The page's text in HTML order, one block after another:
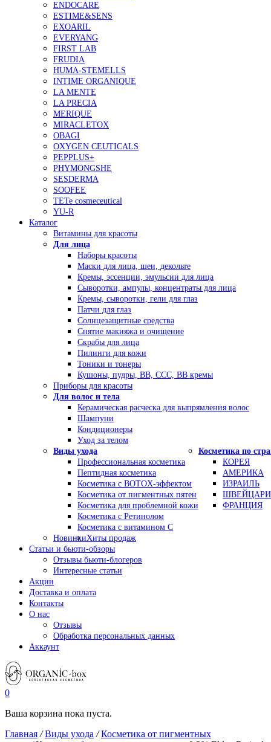
ENDOCARE
ESTIME&SENS
EXOARIL
EVERYANG
FIRST LAB
FRUDIA
HUMA-STEMELLS
INTIME ORGANIQUE
LA MENTE
LA PRECIA
MERIQUE
MIRACLETOX
OBAGI
OXYGEN CEUTICALS
PEPPLUS+
PHYMONGSHE
SESDERMA
SOOFEE
TETe cosmeceutical
YU-R
Каталог
Витамины для красоты
Для лица
Наборы красоты
Маски для лица, шеи, декольте
Кремы, эссенции, эмульсии для лица
Сыворотки, ампулы, концентраты для лица
Кремы, сыворотки, гели для глаз
Патчи для глаз
Солнцезащитные средства
Снятие макияжа и очищение
Скрабы для лица
Пилинги для кожи
Тоники и тонеры
Кушоны, пудры, ВВ, ССС, ВВ кремы
Приборы для красоты
Для волос и тела
Керамическая расческа для выпрямления волос
Шампуни
Кондиционеры
Уход за телом
Виды ухода
Профессиональная косметика
Пептидная косметика
Косметика с BOTOX-эффектом
Косметика от пигментных пятен
Косметика для проблемной кожи
Косметика с Ретинолом
Косметика с витамином С
Косметика по
КОРЕЯ
АМЕРИКА
ИЗРАИЛЬ
ФРАНЦИЯ
НовинкиХиты продаж
Статьи и бьюти-обзоры
Отзывы бьюти-блогеров
Интересные статьи
Акции
Доставка и оплата
Контакты
О нас
Отзывы
Обработка персональных данных
Аккаунт
0
Ваша корзина пока пуста.
Главная /Виды ухода /Косметика от пигментных